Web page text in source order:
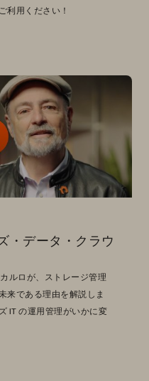
利用ください！
・データ・クラウ
ルロが、ストレージ管理
来である理由を解説しま
IT の運用管理がいかに変